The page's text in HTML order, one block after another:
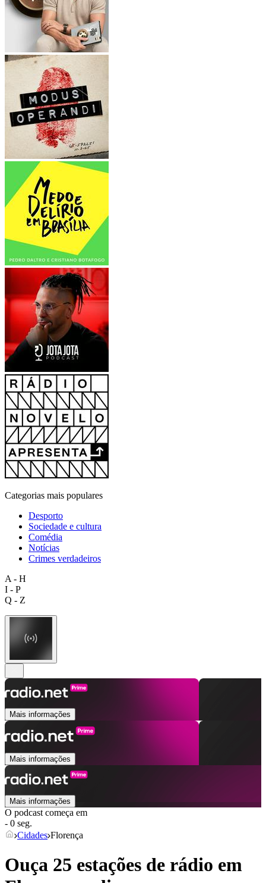
Categorias mais populares
Desporto
Sociedade e cultura
Comédia
Notícias
Crimes verdadeiros
A - H
I - P
Q - Z
Mais informações
Mais informações
Mais informações
O podcast começa em
- 0 seg.
Cidades Florença
Ouça 25 estações de rádio em